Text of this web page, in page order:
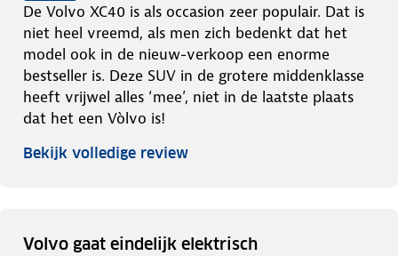
De Volvo XC40 is als occasion zeer populair. Dat is
niet heel vreemd, als men zich bedenkt dat het
model ook in de nieuw-verkoop een enorme
bestseller is. Deze SUV in de grotere middenklasse
heeft vrijwel alles ‘mee’, niet in de laatste plaats
dat het een Vòlvo is!
Bekijk volledige review
Volvo gaat eindelijk elektrisch